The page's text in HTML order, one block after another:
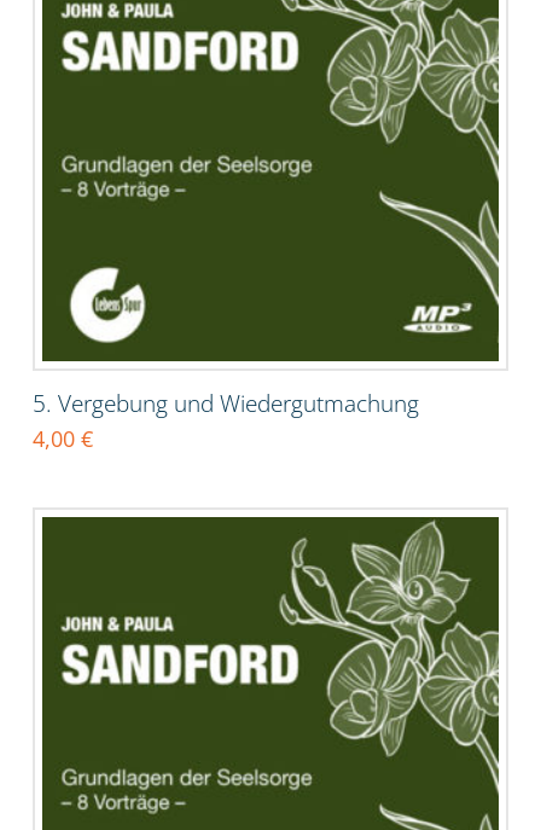
5. Vergebung und Wiedergutmachung
4,00 €